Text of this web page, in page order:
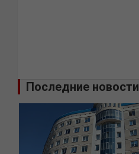
Последние новости